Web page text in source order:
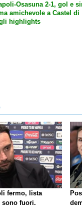
Osasuna 2-1, gol e
amichevole a Castel di
highlights
fermo, lista
sono fuori.